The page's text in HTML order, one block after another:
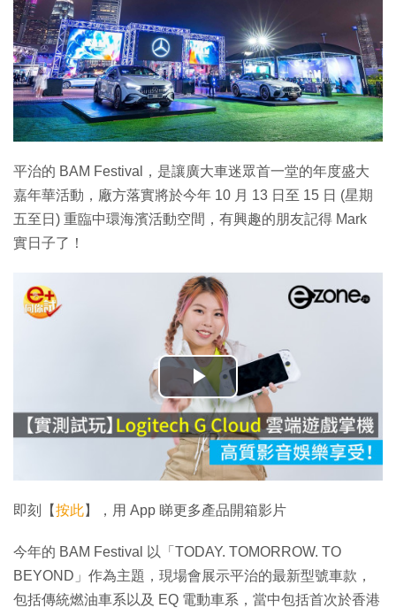
平治的 BAM Festival，是讓廣大車迷眾首一堂的年度盛大
嘉年華活動，廠方落實將於今年 10 月 13 日至 15 日 (星期
五至日) 重臨中環海濱活動空間，有興趣的朋友記得 Mark
實日子了！
播
放
影
片
即刻【按此】，用 App 睇更多產品開箱影片
今年的 BAM Festival 以「TODAY. TOMORROW. TO
BEYOND」作為主題，現場會展示平治的最新型號車款，
包括傳統燃油車系以及 EQ 電動車系，當中包括首次於香港